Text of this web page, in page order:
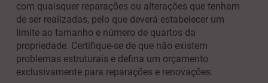
com quaisquer reparações ou alterações que tenham
de ser realizadas, pelo que deverá estabelecer um
limite ao tamanho e número de quartos da
propriedade. Certifique-se de que não existem
problemas estruturais e defina um orçamento
exclusivamente para reparações e renovações.